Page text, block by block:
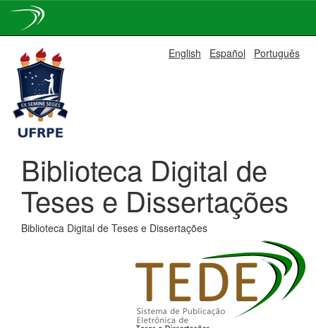
navigation
English Español Português
Biblioteca Digital de
Teses e Dissertações
Biblioteca Digital de Teses e Dissertações